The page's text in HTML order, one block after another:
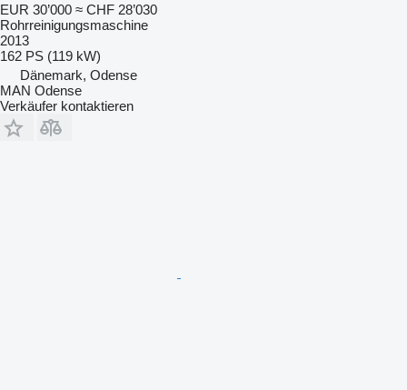
EUR 30’000 ≈ CHF 28’030
Rohrreinigungsmaschine
2013
162 PS (119 kW)
Dänemark, Odense
MAN Odense
Verkäufer kontaktieren